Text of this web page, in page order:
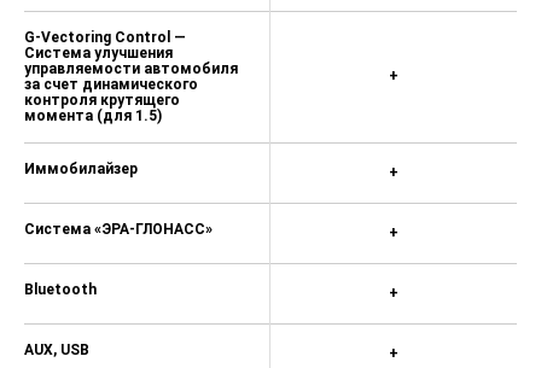
G-Vectoring Control —
Система улучшения
управляемости автомобиля
за счет динамического
контроля крутящего
момента (для 1.5)
Иммобилайзер
Система «ЭРА-ГЛОНАСС»
Bluetooth
AUX, USB
+
+
+
+
+